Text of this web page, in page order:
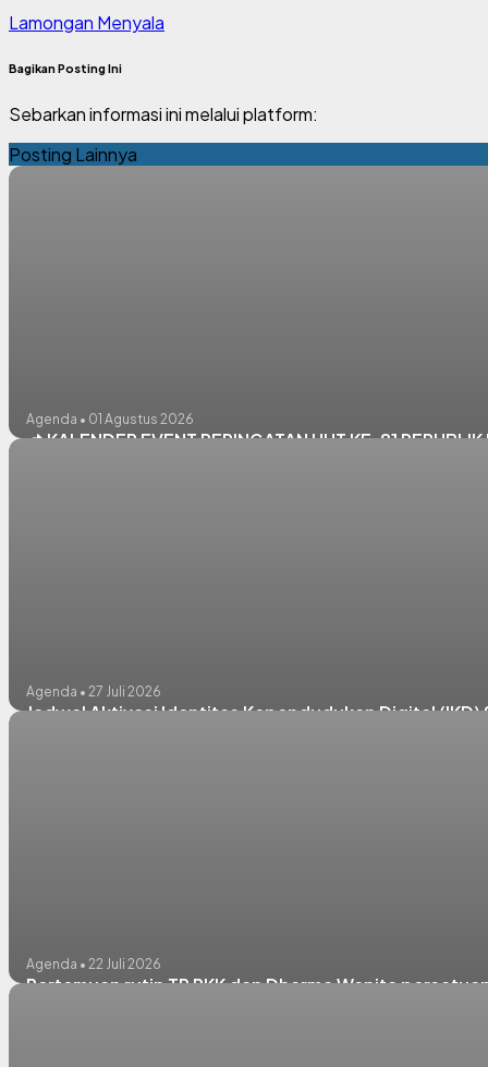
Lamongan Menyala
Bagikan Posting Ini
Sebarkan informasi ini melalui platform:
Posting Lainnya
Agenda • 01 Agustus 2026
📌 KALENDER EVENT PERINGATAN HUT KE-81
Agenda • 27 Juli 2026
Jadwal Aktivasi Identitas Kependudukan Digital
Agenda • 22 Juli 2026
Pertemuan rutin TP PKK dan Dharma Wanita